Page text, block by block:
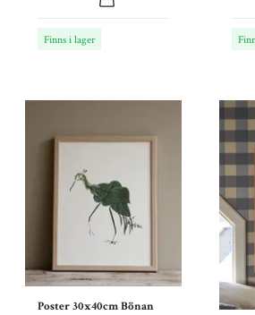
Finns i lager
Poster 30x40cm Bönan